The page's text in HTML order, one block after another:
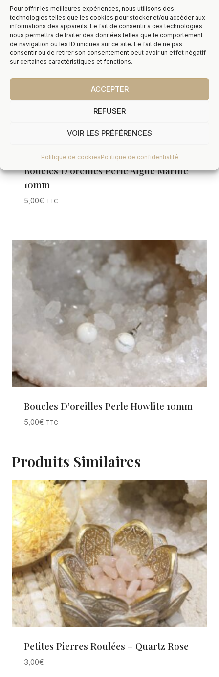
Pour offrir les meilleures expériences, nous utilisons des
technologies telles que les cookies pour stocker et/ou accéder aux
informations des appareils. Le fait de consentir à ces technologies
nous permettra de traiter des données telles que le comportement
de navigation ou les ID uniques sur ce site. Le fait de ne pas
consentir ou de retirer son consentement peut avoir un effet négatif
sur certaines caractéristiques et fonctions.
ACCEPTER
REFUSER
VOIR LES PRÉFÉRENCES
Politique de cookiesPolitique de confidentialité
Boucles D’oreilles Perle Aigue Marine
10mm
5,00€ TTC
Boucles D’oreilles Perle Howlite 10mm
5,00€ TTC
Produits Similaires
Petites Pierres Roulées – Quartz Rose
3,00€